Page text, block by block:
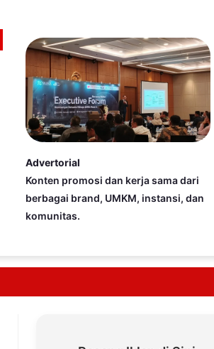
Advertorial
Konten promosi dan kerja sama dari
berbagai brand, UMKM, instansi, dan
komunitas.